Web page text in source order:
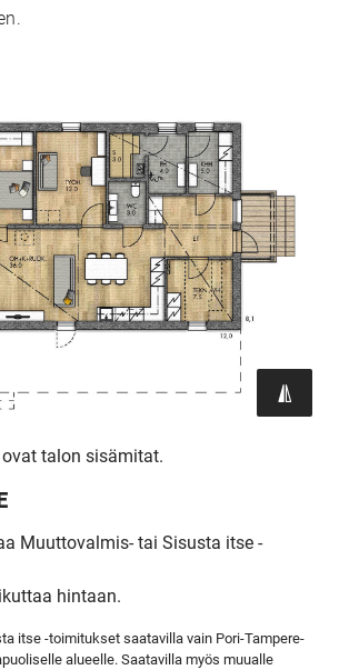
talon sisämitat.
Muuttovalmis- tai Sisusta itse -
hintaan.
itse -toimitukset saatavilla vain Pori-Tampere-
alueelle. Saatavilla myös muualle